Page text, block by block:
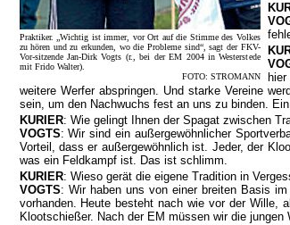
Praktiker. „Wichtig ist immer, vor Ort auf die Stimme des Volkes
zu hören und zu erkunden, wo die Probleme sind“, sagt der FKV-
Vor-sitzende Jan-Dirk Vogts (r., bei der EM 2004 in Westerstede
mit Frido Walter).
FOTO: STROMANN
wei­tere Werfer abspringen. Und starke Vereine
sein, um den Nachwuchs fest an uns zu binden.
KURIER: Wie gelingt Ihnen der Spagat zwischen
VOGTS: Wir sind ein außergewöhnlicher
Vorteil, dass er außergewöhnlich ist. Jeder, der
was ein Feldkampf ist. Das ist schlimm.
KURIER: Wieso gerät die eigene Tradition in
VOGTS: Wir haben uns von einer breiten Basis
vorhanden. Heute besteht nach wie vor der Wille,
Klootschießer. Nach der EM müssen wir die